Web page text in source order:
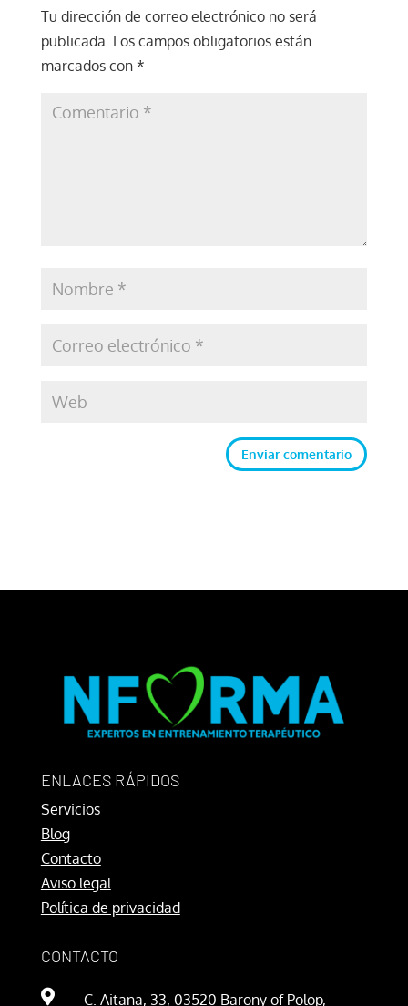
Tu dirección de correo electrónico no será
publicada. Los campos obligatorios están
marcados con *
Enviar comentario
ENLACES RÁPIDOS
Servicios
Blog
Contacto
Aviso legal
Política de privacidad
CONTACTO
 C. Aitana, 33, 03520 Barony of Polop,